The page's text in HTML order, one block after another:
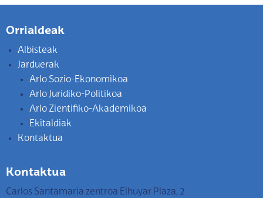
Orrialdeak
Albisteak
Jarduerak
Arlo Sozio-Ekonomikoa
Arlo Juridiko-Politikoa
Arlo Zientifiko-Akademikoa
Ekitaldiak
Kontaktua
Kontaktua
Carlos Santamaria zentroa Elhuyar Plaza, 2